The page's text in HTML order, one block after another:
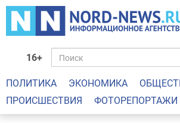
16+
ПОЛИТИКА ЭКОНОМИКА
ПРОИСШЕСТВИЯ
ФОТОРЕПОРТАЖИ